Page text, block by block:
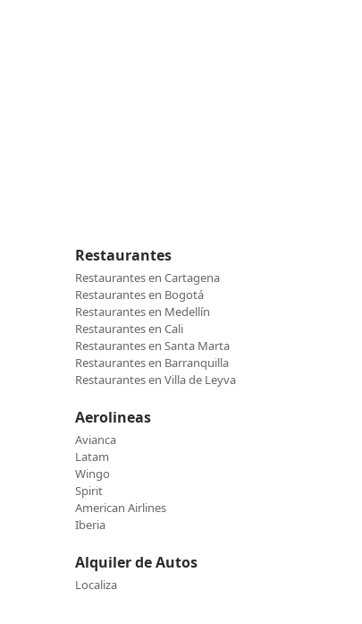
Restaurantes
Restaurantes en Cartagena
Restaurantes en Bogotá
Restaurantes en Medellín
Restaurantes en Cali
Restaurantes en Santa Marta
Restaurantes en Barranquilla
Restaurantes en Villa de Leyva
Aerolineas
Avianca
Latam
Wingo
Spirit
American Airlines
Iberia
Alquiler de Autos
Localiza